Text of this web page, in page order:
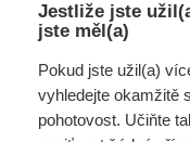
Jestliže jste
jste měl(a)
Pokud jste užil(a)
vyhledejte okamžitě
pohotovost. Učiňte